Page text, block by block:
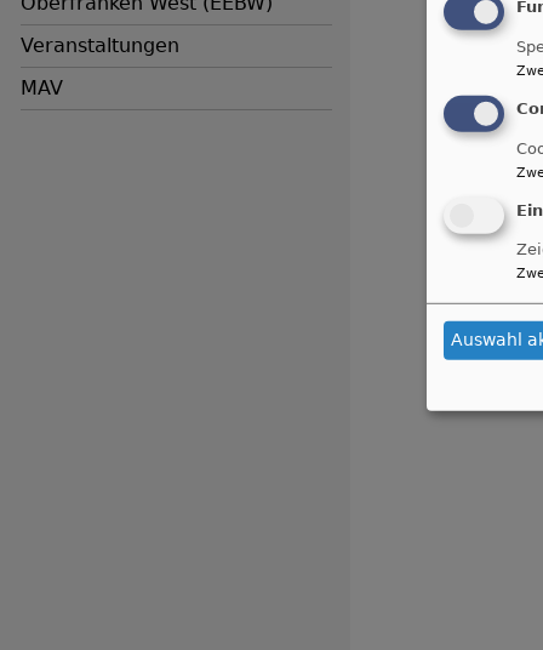
Veranstaltungen
MAV
Auswahl